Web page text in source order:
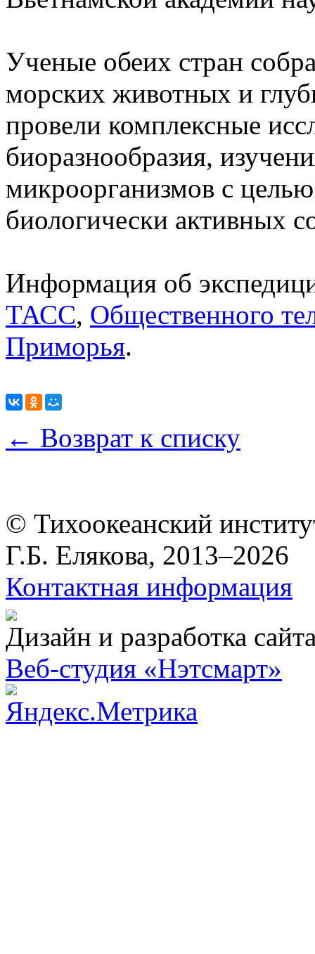
Ученые обеих стран
морских животных и
провели комплексные
биоразнообразия,
микроорганизмов с
биологически активных
Информация об
ТАСС, Общественного
Приморья.
← Возврат к списку
© Тихоокеанский
Г.Б. Елякова, 2013–2026
Контактная информация
Дизайн и разработка
Веб-студия «Нэтсмарт»